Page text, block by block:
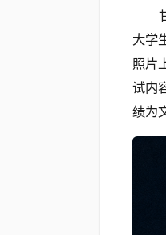
大学
照片
试内
绩为